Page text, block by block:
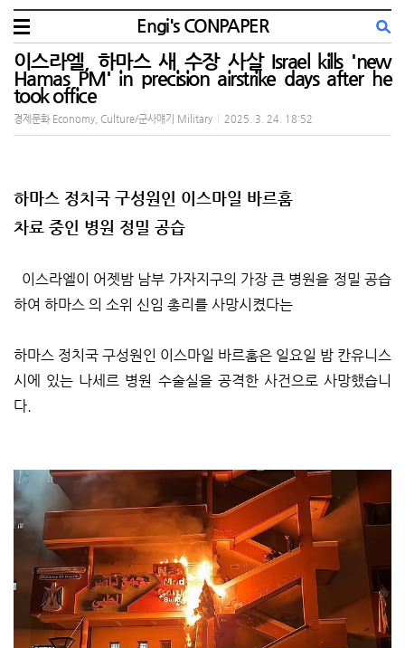
Engi's CONPAPER
이스라엘, 하마스 새 수장 사살 Israel kills 'new
Hamas PM' in precision airstrike days after he
took office
경제문화 Economy, Culture/군사얘기 Military 2025. 3. 24. 18:52
하마스 정치국 구성원인 이스마일 바르훔
차료 중인 병원 정밀 공습
이스라엘이 어젯밤 남부 가자지구의 가장 큰 병원을 정밀 공습
하여 하마스 의 소위 신임 총리를 사망시켰다는
하마스 정치국 구성원인 이스마일 바르훔은 일요일 밤 칸유니스
시에 있는 나세르 병원 수술실을 공격한 사건으로 사망했습니
다.